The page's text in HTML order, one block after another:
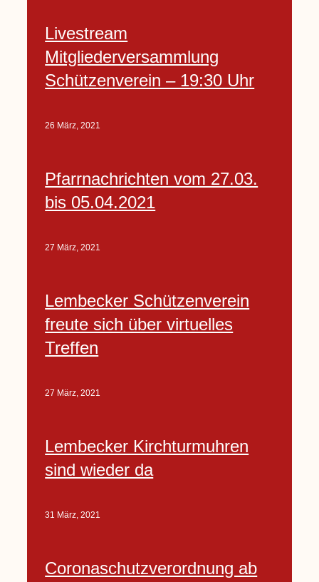
Livestream
Mitgliederversammlung
Schützenverein – 19:30 Uhr
26 März, 2021
Pfarrnachrichten vom 27.03.
bis 05.04.2021
27 März, 2021
Lembecker Schützenverein
freute sich über virtuelles
Treffen
27 März, 2021
Lembecker Kirchturmuhren
sind wieder da
31 März, 2021
Coronaschutzverordnung ab